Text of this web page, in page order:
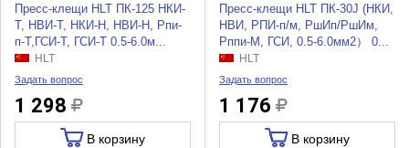
Пресс-клещи HLT ПК-125 НКИ-
Т, НВИ-Т, НКИ-Н, НВИ-Н, Рпи-
п-Т,ГСИ-Т, ГСИ-Т 0.5-6.0м...
HLT
Задать вопрос
1 298
В корзину
Пресс-клещи HLT ПК-30J (НКИ,
НВИ, РПИ-п/м, РшИп/РшИм,
Рппи-М, ГСИ, 0.5-6.0мм2） 0...
HLT
Задать вопрос
1 176
В корзину